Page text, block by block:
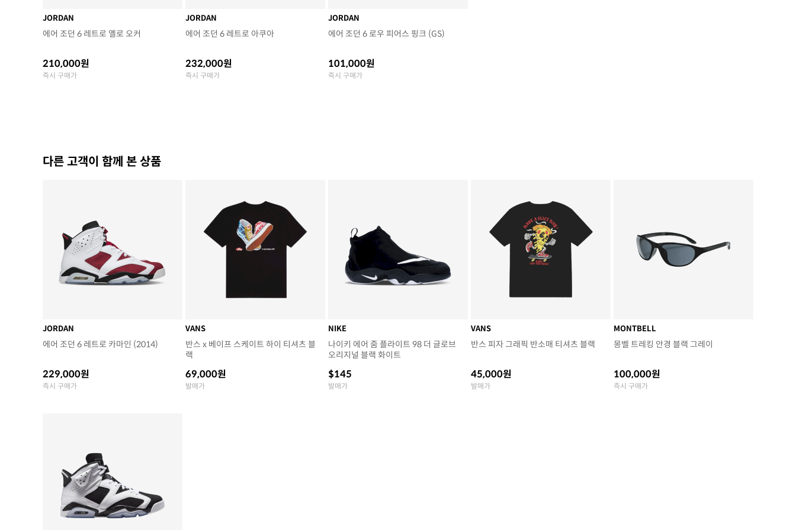
JORDAN
에어 조던 6 레트로 옐로 오커
210,000원
즉시 구매가
JORDAN
에어 조던 6 레트로 아쿠아
232,000원
즉시 구매가
JORDAN
에어 조던 6 로우 피어스 핑크 (GS)
101,000원
즉시 구매가
다른 고객이 함께 본 상품
JORDAN
에어 조던 6 레트로 카마인 (2014)
229,000원
즉시 구매가
VANS
반스 x 베이프 스케이트 하이 티셔츠 블
랙
69,000원
발매가
NIKE
나이키 에어 줌 플라이트 98 더 글로브
오리지널 블랙 화이트
$145
발매가
VANS
반스 피자 그래픽 반소매 티셔츠 블랙
45,000원
발매가
MONTBELL
몽벨 트레킹 안경 블랙 그레이
100,000원
즉시 구매가